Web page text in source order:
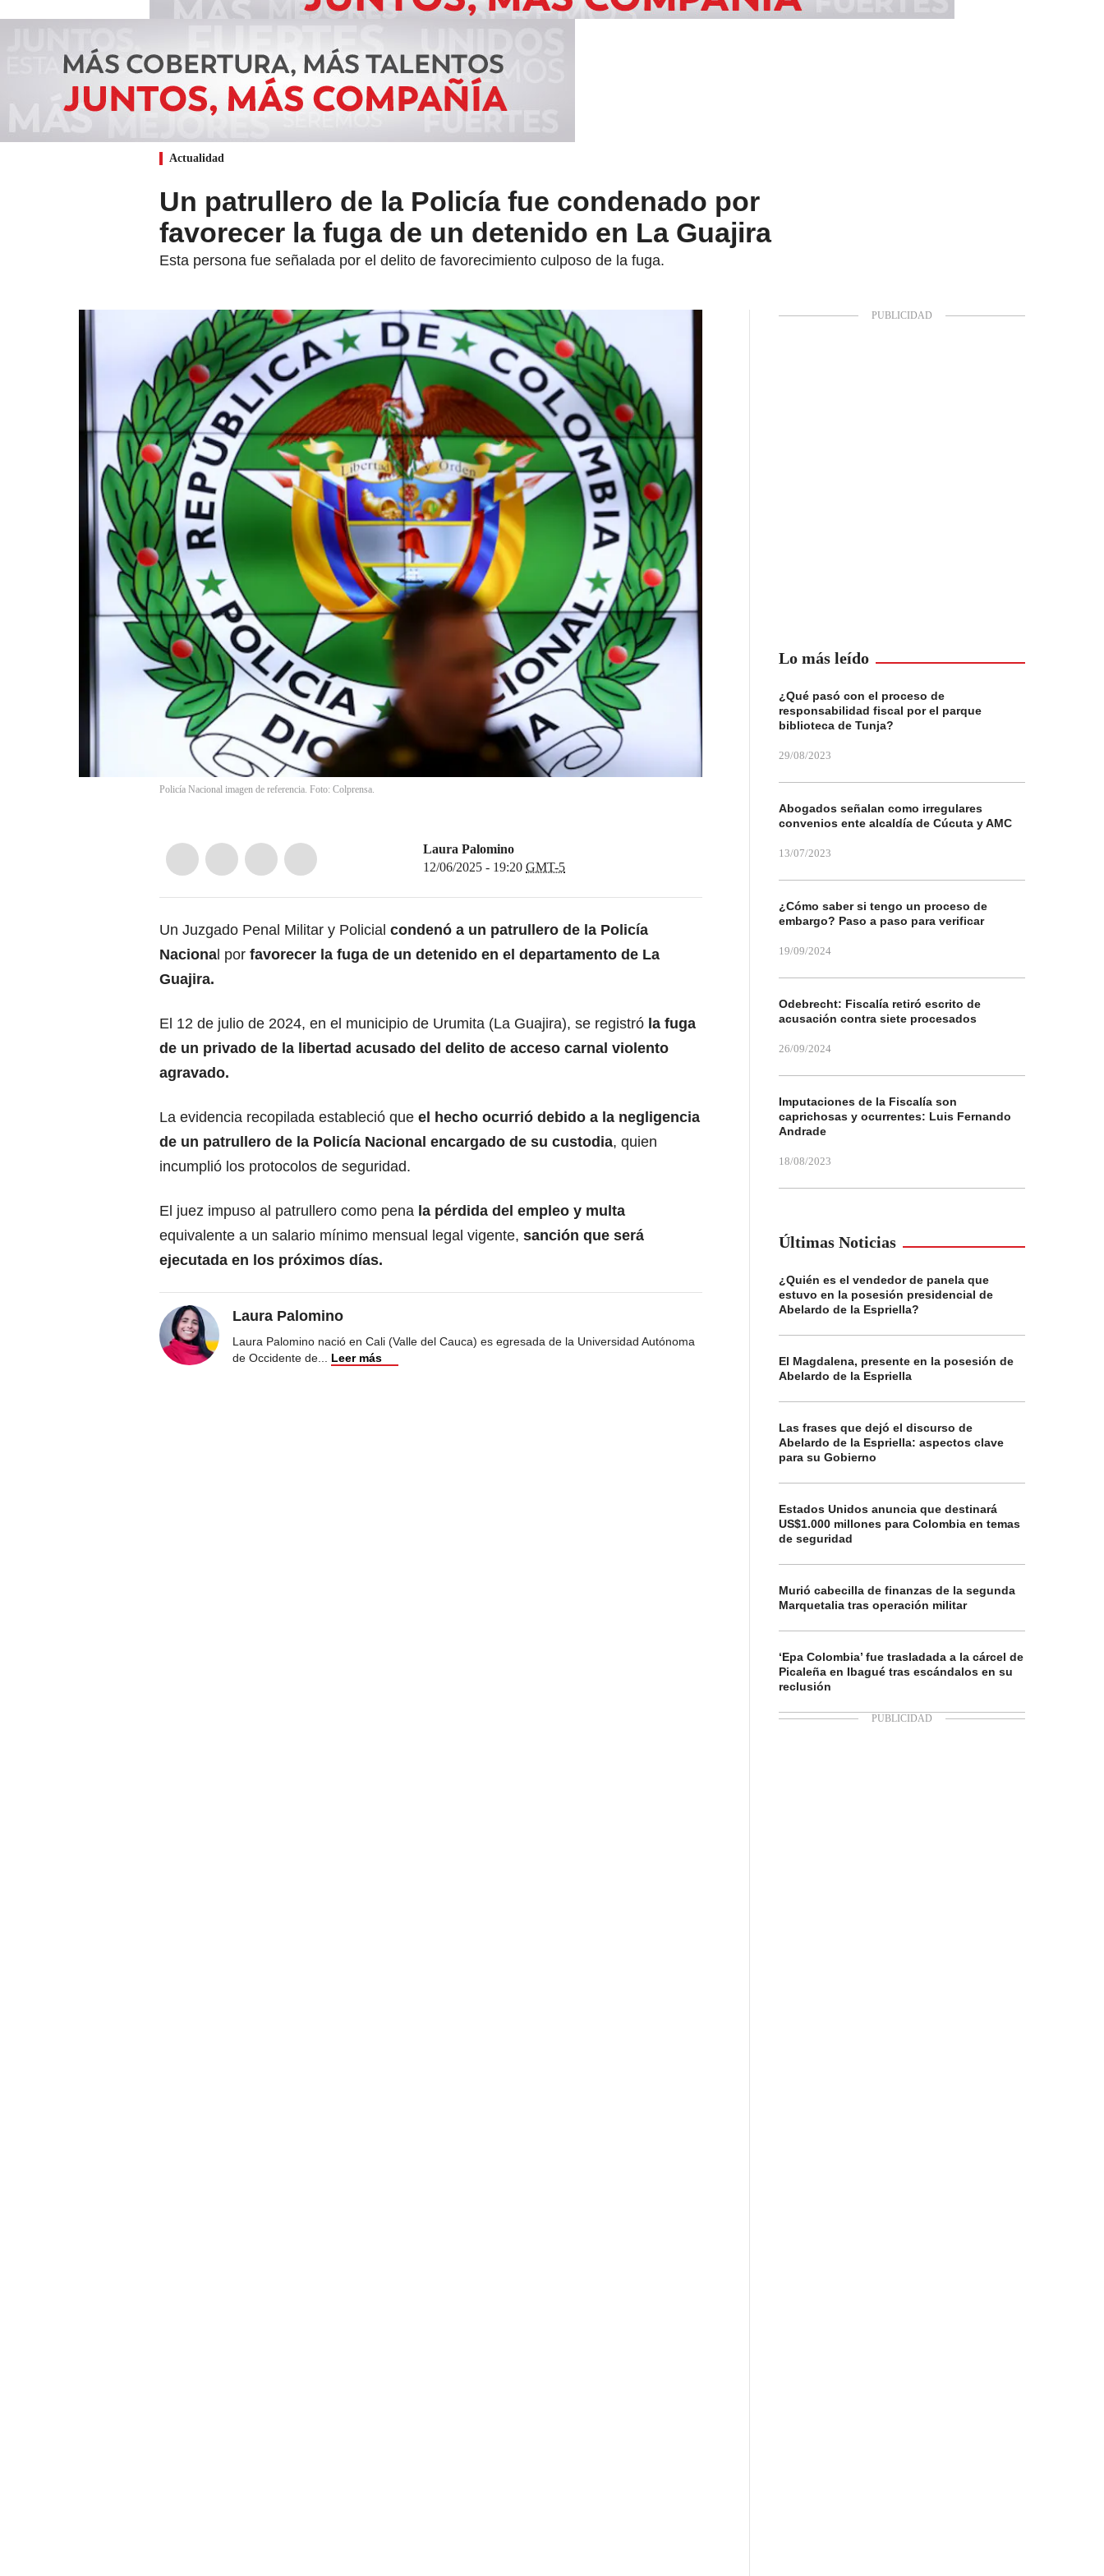
Actualidad
Un patrullero de la Policía fue condenado por
favorecer la fuga de un detenido en La Guajira
Esta persona fue señalada por el delito de favorecimiento culposo de la fuga.
Policía Nacional imagen de referencia. Foto: Colprensa.
Laura Palomino
12/06/2025 - 19:20 GMT-5
Un Juzgado Penal Militar y Policial condenó a un patrullero de la Policía
Naciona l por favorecer la fuga de un detenido en el departamento de La
Guajira.
El 12 de julio de 2024, en el municipio de Urumita (La Guajira), se registró la fuga
de un privado de la libertad acusado del delito de acceso carnal violento
agravado.
La evidencia recopilada estableció que el hecho ocurrió debido a la negligencia
de un patrullero de la Policía Nacional encargado de su custodia, quien
incumplió los protocolos de seguridad.
El juez impuso al patrullero como pena la pérdida del empleo y multa
equivalente a un salario mínimo mensual legal vigente, sanción que será
ejecutada en los próximos días.
Laura Palomino
Laura Palomino nació en Cali (Valle del Cauca) es egresada de la Universidad Autónoma
de Occidente de... Leer más
Lo más leído
¿Qué pasó con el proceso de
responsabilidad fiscal por el parque
biblioteca de Tunja?
29/08/2023
Abogados señalan como irregulares
convenios ente alcaldía de Cúcuta y AMC
13/07/2023
¿Cómo saber si tengo un proceso de
embargo? Paso a paso para verificar
19/09/2024
Odebrecht: Fiscalía retiró escrito de
acusación contra siete procesados
26/09/2024
Imputaciones de la Fiscalía son
caprichosas y ocurrentes: Luis Fernando
Andrade
18/08/2023
Últimas Noticias
¿Quién es el vendedor de panela que
estuvo en la posesión presidencial de
Abelardo de la Espriella?
El Magdalena, presente en la posesión de
Abelardo de la Espriella
Las frases que dejó el discurso de
Abelardo de la Espriella: aspectos clave
para su Gobierno
Estados Unidos anuncia que destinará
US$1.000 millones para Colombia en temas
de seguridad
Murió cabecilla de finanzas de la segunda
Marquetalia tras operación militar
‘Epa Colombia’ fue trasladada a la cárcel de
Picaleña en Ibagué tras escándalos en su
reclusión